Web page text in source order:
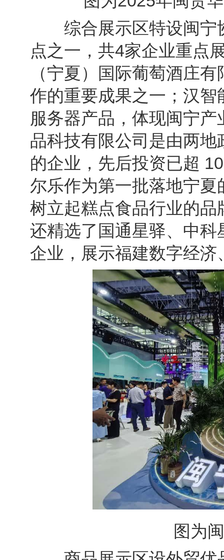
综合展示区特设闽宁
点之一，共4家企业重点
（宁夏）国际葡萄酒庄
作的重要成果之一；汉
服务器产品，体现闽宁
品科技有限公司是由两
的企业，先后投资已超
尔乐作为第一批落地宁
树立起糕点食品行业的
还精选了国通星驿、中
企业，展示福建数字经
图为